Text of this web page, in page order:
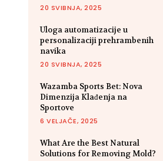
20 SVIBNJA, 2025
Uloga automatizacije u
personalizaciji prehrambenih
navika
20 SVIBNJA, 2025
Wazamba Sports Bet: Nova
Dimenzija Klađenja na
Sportove
6 VELJAČE, 2025
What Are the Best Natural
Solutions for Removing Mold?